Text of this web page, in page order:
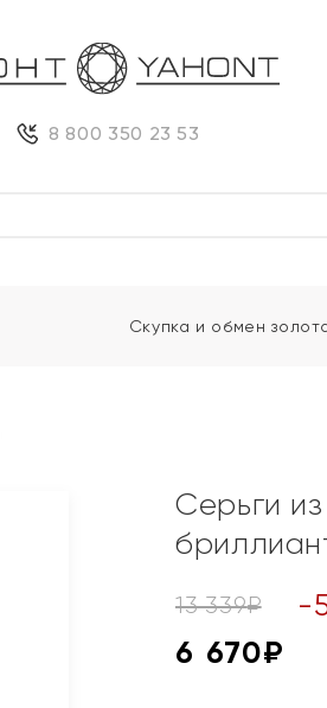
8 800 350 23 53
Скупка и обмен
Серьги
13 339₽ -
6 670₽